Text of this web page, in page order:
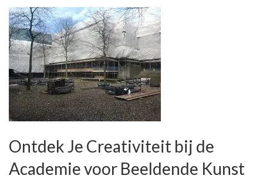
Ontdek Je Creativiteit bij de
Academie voor Beeldende Kunst